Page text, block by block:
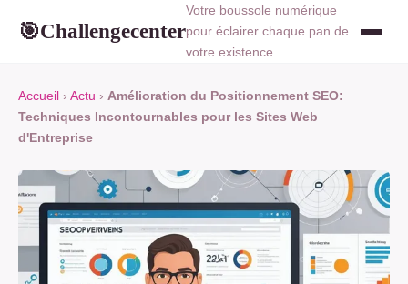
🎯Challengecenter
Votre boussole numérique
pour éclairer chaque pan de
votre existence
Accueil › Actu › Amélioration du Positionnement SEO:
Techniques Incontournables pour les Sites Web
d'Entreprise